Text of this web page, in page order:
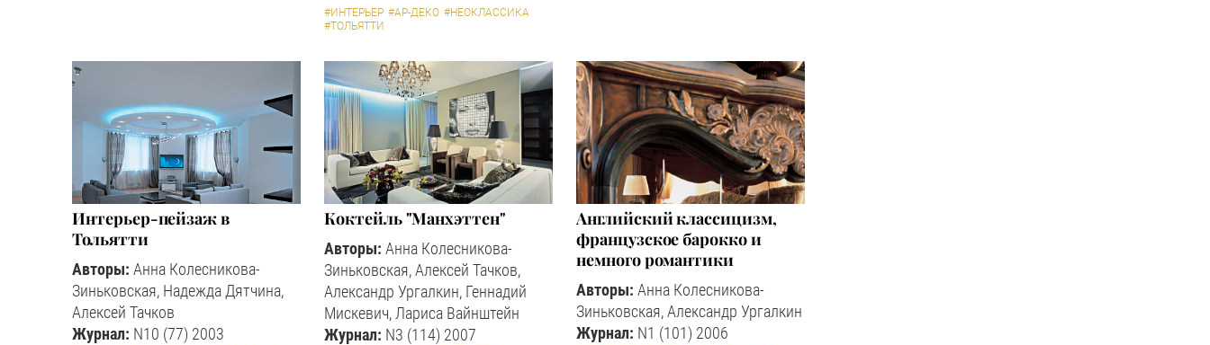
#ИНТЕРЬЕР #АР-ДЕКО #НЕОКЛАССИКА
#ТОЛЬЯТТИ
Интерьер-пейзаж в
Тольятти
Авторы: Анна Колесникова-
Зиньковская, Надежда Дятчина,
Алексей Тачков
Журнал: N10 (77) 2003
Коктейль "Манхэттен"
Авторы: Анна Колесникова-
Зиньковская, Алексей Тачков,
Александр Ургалкин, Геннадий
Мискевич, Лариса Вайнштейн
Журнал: N3 (114) 2007
Английский классицизм,
французское барокко и
немного романтики
Авторы: Анна Колесникова-
Зиньковская, Александр Ургалкин
Журнал: N1 (101) 2006